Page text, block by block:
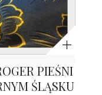
Powiększ
PIEŚNI
ŚLĄSKU